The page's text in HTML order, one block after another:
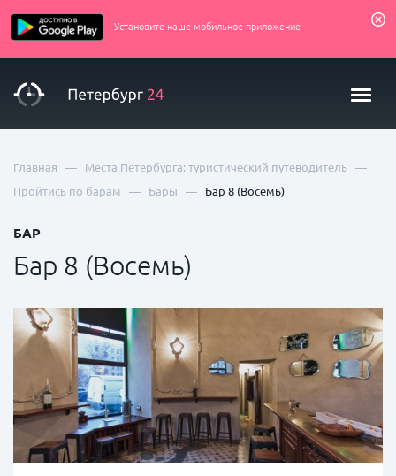
Установите наше мобильное приложение
Главная — Места Петербурга: туристический путеводитель —
Пройтись по барам — Бары — Бар 8 (Восемь)
БАР
Бар 8 (Восемь)